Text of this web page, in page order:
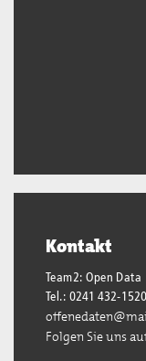
Kontakt
Team2: Open Data
Tel.: 0241 432-
Folgen Sie uns